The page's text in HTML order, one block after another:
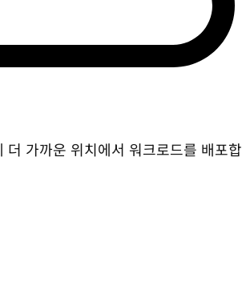
더 가까운 위치에서 워크로드를 배포합